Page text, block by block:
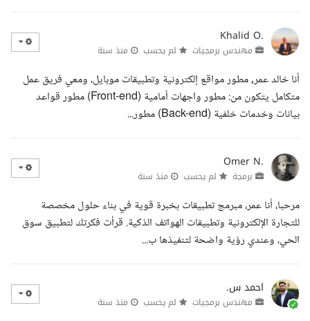
Khalid O.
مهندس برمجيات لم يحسب منذ سنة
أنا خالد عمر, مطور مواقع إلكترونية وتطبيقات موبايل، ومعي فريق عمل
متكامل يتكون من: مطور واجهات أمامية (Front-end) مطور قواعد
بيانات وخدمات خلفية (Back-end) مطور...
Omer N.
برمجة لم يحسب منذ سنة
مرحبا، أنا عمر، مبرمج تطبيقات بخبرة قوية في بناء حلول مخصصة
للتجارة الإلكترونية وتطبيقات الهواتف الذكية. قرأت فكرتك لتطبيق سوق
الحي، وعندي رؤية واضحة لتنفيذها ب...
احمد س.
مهندس برمجيات لم يحسب منذ سنة